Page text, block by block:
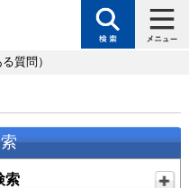
質問）
索